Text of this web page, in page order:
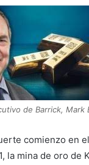
de Barrick, Mark
comienzo en
la mina de oro de